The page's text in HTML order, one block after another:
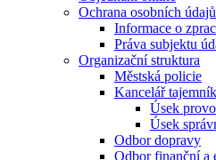
Ochrana osobních údajů
Informace o
Práva subjektu
Organizační struktura
Městská policie
Kancelář
Úsek
Úsek
Odbor dopravy
Odbor finanční a